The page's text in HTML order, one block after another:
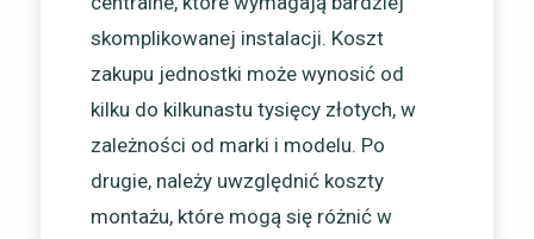
skomplikowanej instalacji. Koszt
zakupu jednostki może wynosić od
kilku do kilkunastu tysięcy złotych, w
zależności od marki i modelu. Po
drugie, należy uwzględnić koszty
montażu, które mogą się różnić w